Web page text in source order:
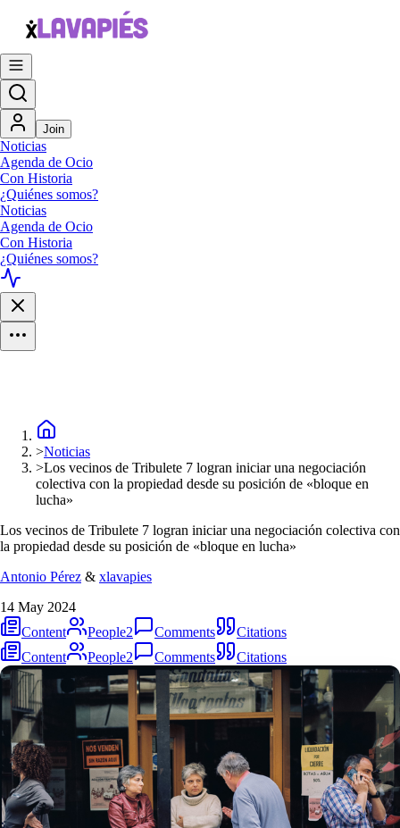
Join
Noticias
Agenda de Ocio
Con Historia
¿Quiénes somos?
Noticias
Agenda de Ocio
Con Historia
¿Quiénes somos?
>Noticias
>Los vecinos de Tribulete 7 logran iniciar una negociación
colectiva con la propiedad desde su posición de «bloque en
lucha»
Los vecinos de Tribulete 7 logran iniciar una negociación colectiva con
la propiedad desde su posición de «bloque en lucha»
Antonio Pérez & xlavapies
14 May 2024
Content
People2 Comments
Citations
Content
People2 Comments Citations